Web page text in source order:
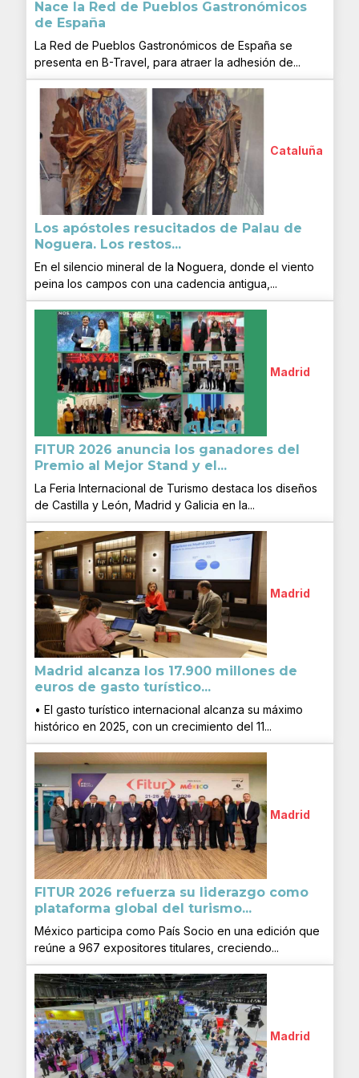
Nace la Red de Pueblos Gastronómicos
de España
La Red de Pueblos Gastronómicos de España se
presenta en B-Travel, para atraer la adhesión de...
Cataluña
Los apóstoles resucitados de Palau de
Noguera. Los restos...
En el silencio mineral de la Noguera, donde el viento
peina los campos con una cadencia antigua,...
Madrid
FITUR 2026 anuncia los ganadores del
Premio al Mejor Stand y el...
La Feria Internacional de Turismo destaca los diseños
de Castilla y León, Madrid y Galicia en la...
Madrid
Madrid alcanza los 17.900 millones de
euros de gasto turístico...
• El gasto turístico internacional alcanza su máximo
histórico en 2025, con un crecimiento del 11...
Madrid
FITUR 2026 refuerza su liderazgo como
plataforma global del turismo...
México participa como País Socio en una edición que
reúne a 967 expositores titulares, creciendo...
Madrid